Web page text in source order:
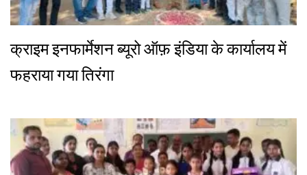
क्राइम इनफार्मेशन ब्यूरो ऑफ़ इंडिया के कार्यालय में
फहराया गया तिरंगा